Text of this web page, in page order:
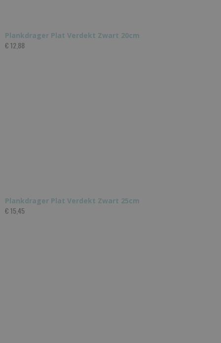
Plankdrager Plat Verdekt Zwart 20cm
€ 12,88
Plankdrager Plat Verdekt Zwart 25cm
€ 15,45